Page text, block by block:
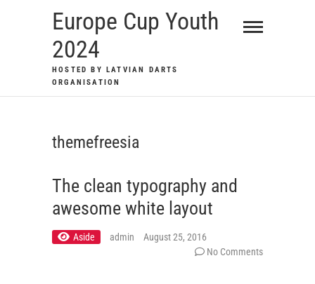
Europe Cup Youth
2024
HOSTED BY LATVIAN DARTS
ORGANISATION
themefreesia
The clean typography and
awesome white layout
Aside admin
August 25, 2016
No Comments